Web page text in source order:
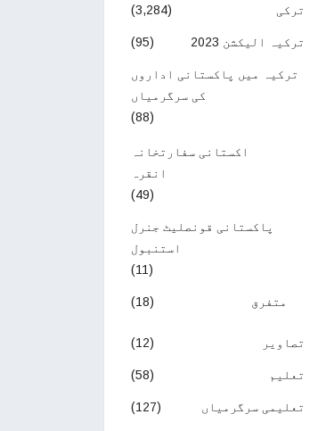
ترکی (3,284)
ترکیہ الیکشن 2023 (95)
ترکیہ میں پاکستانی اداروں
کی سرگرمیاں
(88)
اکستانی سفارتخانہ
انقرہ
(49)
پاکستانی قونصلیٹ جنرل
استنبول
(11)
متفرق (18)
تصاویر (12)
تعلیم (58)
تعلیمی سرگرمیاں (127)